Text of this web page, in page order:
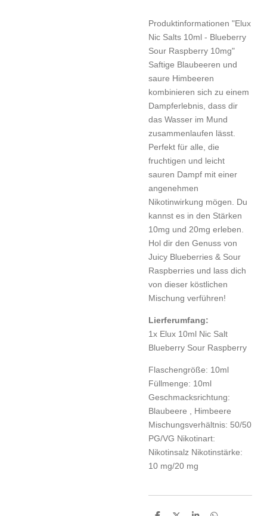
Produktinformationen "Elux
Nic Salts 10ml - Blueberry
Sour Raspberry 10mg"
Saftige Blaubeeren und
saure Himbeeren
kombinieren sich zu einem
Dampferlebnis, dass dir
das Wasser im Mund
zusammenlaufen lässt.
Perfekt für alle, die
fruchtigen und leicht
sauren Dampf mit einer
angenehmen
Nikotinwirkung mögen. Du
kannst es in den Stärken
10mg und 20mg erleben.
Hol dir den Genuss von
Juicy Blueberries & Sour
Raspberries und lass dich
von dieser köstlichen
Mischung verführen!
Lierferumfang:
1x Elux 10ml Nic Salt
Blueberry Sour Raspberry
Flaschengröße: 10ml
Füllmenge: 10ml
Geschmacksrichtung:
Blaubeere
, Himbeere
Mischungsverhältnis: 50/50
PG/VG Nikotinart:
Nikotinsalz Nikotinstärke:
10 mg/20 mg